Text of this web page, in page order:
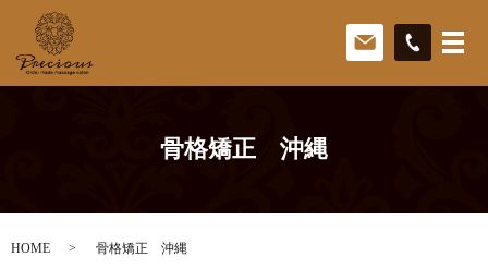
骨格矯正 沖縄
HOME 骨格矯正 沖縄